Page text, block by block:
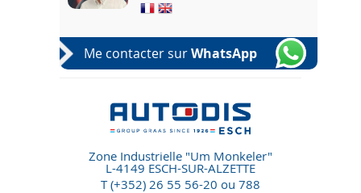
Me contacter surWhatsApp
Zone Industrielle "Um Monkeler"
L-4149 ESCH-SUR-ALZETTE
T (+352) 26 55 56-20 ou 788